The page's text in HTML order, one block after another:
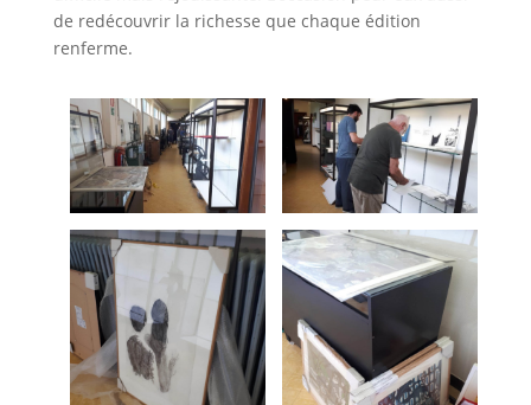
de redécouvrir la richesse que chaque édition
renferme.